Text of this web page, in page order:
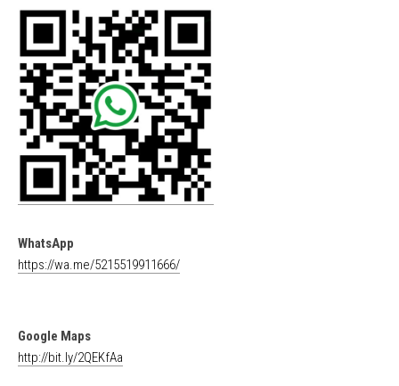
WhatsApp
https://wa.me/5215519911666/
Google Maps
http://bit.ly/2QEKfAa